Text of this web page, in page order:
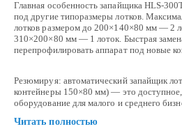
Главная особенность запайщика HLS-
под другие типоразмеры лотков.
лотков размером до 200×140×80 мм — 2
310×200×80 мм — 1 лоток. Быстрая
перепрофилировать аппарат под новые
Резюмируя: автоматический запайщик
контейнеры 150×80 мм) — это
оборудование для малого и среднего
Читать полностью